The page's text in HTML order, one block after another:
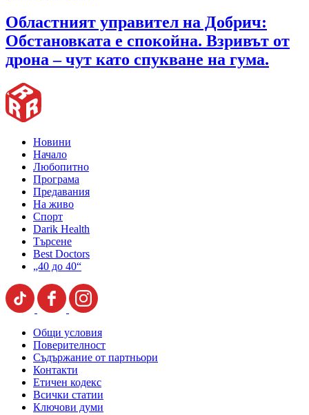
Областният управител на Добрич:
Обстановката е спокойна. Взривът от
дрона – чут като спукване на гума.
Новини
Начало
Любопитно
Програма
Предавания
На живо
Спорт
Darik Health
Търсене
Best Doctors
„40 до 40“
Общи условия
Поверителност
Съдържание от партньори
Контакти
Етичен кодекс
Всички статии
Ключови думи